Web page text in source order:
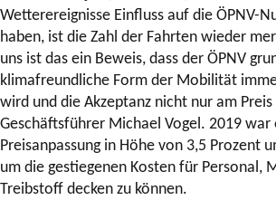
Wetterereignisse Einfluss auf die ÖPNV-
haben, ist die Zahl der Fahrten wieder
uns ist das ein Beweis, dass der ÖPNV
klimafreundliche Form der Mobilität
wird und die Akzeptanz nicht nur am Preis
Geschäftsführer Michael Vogel. 2019 war
Preisanpassung in Höhe von 3,5 Prozent
um die gestiegenen Kosten für Personal,
Treibstoff decken zu können.